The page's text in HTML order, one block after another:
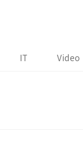
IT Video